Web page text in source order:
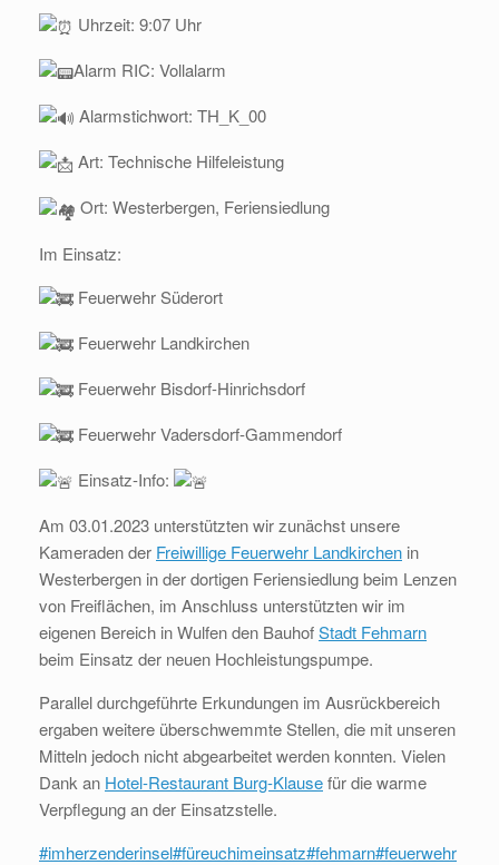
Uhrzeit: 9:07 Uhr
Alarm RIC: Vollalarm
Alarmstichwort: TH_K_00
Art: Technische Hilfeleistung
Ort: Westerbergen, Feriensiedlung
Im Einsatz:
Feuerwehr Süderort
Feuerwehr Landkirchen
Feuerwehr Bisdorf-Hinrichsdorf
Feuerwehr Vadersdorf-Gammendorf
Einsatz-Info:
Am 03.01.2023 unterstützten wir zunächst unsere
Kameraden der Freiwillige Feuerwehr Landkirchen in
Westerbergen in der dortigen Feriensiedlung beim Lenzen
von Freiflächen, im Anschluss unterstützten wir im
eigenen Bereich in Wulfen den BauhofStadt Fehmarn
beim Einsatz der neuen Hochleistungspumpe.
Parallel durchgeführte Erkundungen im Ausrückbereich
ergaben weitere überschwemmte Stellen, die mit unseren
Mitteln jedoch nicht abgearbeitet werden konnten. Vielen
Dank an Hotel-Restaurant Burg-Klausefür die warme
Verpflegung an der Einsatzstelle.
#imherzenderinsel#füreuchimeinsatz#fehmarn#feuerwehr